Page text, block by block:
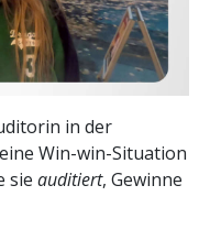
in der
Win-win-Situation
sie auditiert, Gewinne